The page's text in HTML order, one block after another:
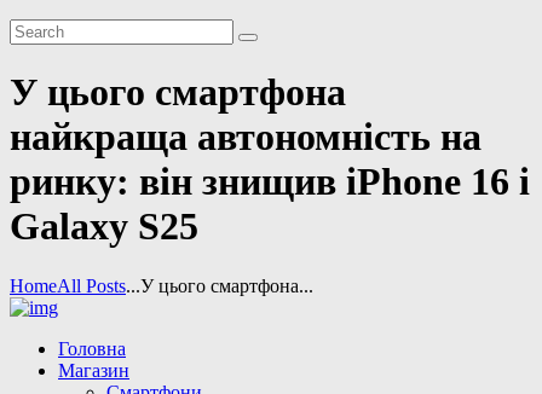
У цього смартфона
найкраща автономність на
ринку: він знищив iPhone 16 і
Galaxy S25
HomeAll Posts...У цього смартфона...
Головна
Магазин